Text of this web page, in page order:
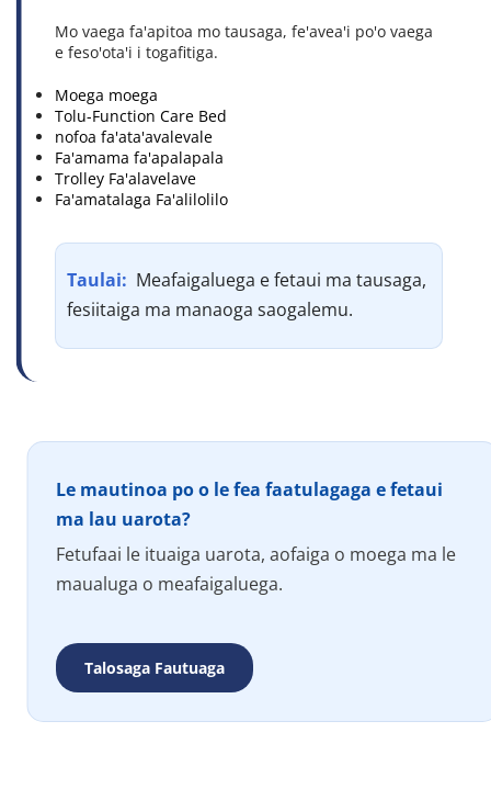
Mo vaega fa'apitoa mo tausaga, fe'avea'i po'o vaega
e feso'ota'i i togafitiga.
Moega moega
Tolu-Function Care Bed
nofoa fa'ata'avalevale
Fa'amama fa'apalapala
Trolley Fa'alavelave
Fa'amatalaga Fa'alilolilo
Taulai: Meafaigaluega e fetaui ma tausaga,
fesiitaiga ma manaoga saogalemu.
Le mautinoa po o le fea faatulagaga e fetaui
ma lau uarota?
Fetufaai le ituaiga uarota, aofaiga o moega ma le
maualuga o meafaigaluega.
Talosaga Fautuaga